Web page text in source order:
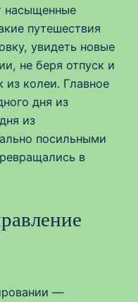
насыщенные
путешествия
увидеть новые
не беря отпуск и
из колеи. Главное
дня из
из
посильными
в
—